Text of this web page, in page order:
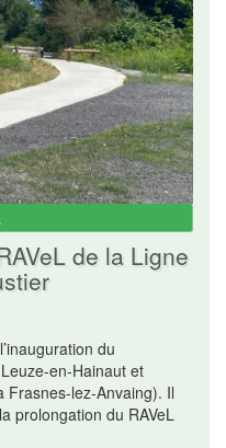
de la Ligne
du
en-Hainaut et
Frasnes-lez-Anvaing). Il
prolongation du RAVeL